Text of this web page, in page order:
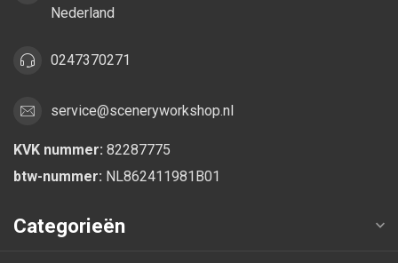
Nederland
0247370271
service@sceneryworkshop.nl
KVK nummer: 82287775
btw-nummer: NL862411981B01
Categorieën